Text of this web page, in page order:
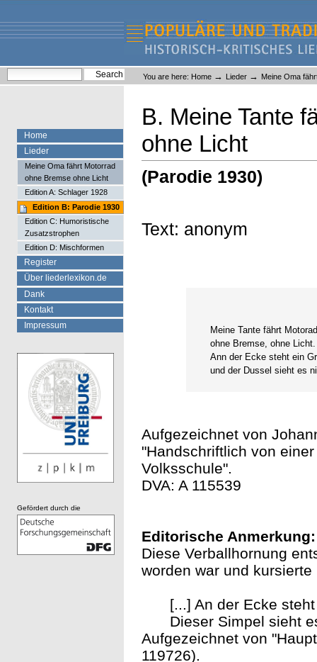
content.
navigation
Liederlexikon
Personal
tools
You are here: Home → Lieder → Meine Oma
B. Meine Tante
ohne Licht
(Parodie 1930)
Text: anonym
Meine Tante fährt
ohne Bremse, ohne Licht.
Ann der Ecke steht ein
und der Dussel sieht es
Aufgezeichnet von
"Handschriftlich von
Volksschule".
DVA: A 115539
Editorische Anmerkung:
Diese Verballhornung
worden war und
[...] An der Ecke
Dieser Simpel sieht
Aufgezeichnet von
119726).
Home
Lieder
Meine Oma fährt Motorrad
ohne Bremse ohne Licht
Edition A: Schlager 1928
Edition B: Parodie 1930
Edition C: Humoristische
Zusatzstrophen
Edition D: Mischformen
Register
Über liederlexikon.de
Dank
Kontakt
Impressum
Gefördert durch die